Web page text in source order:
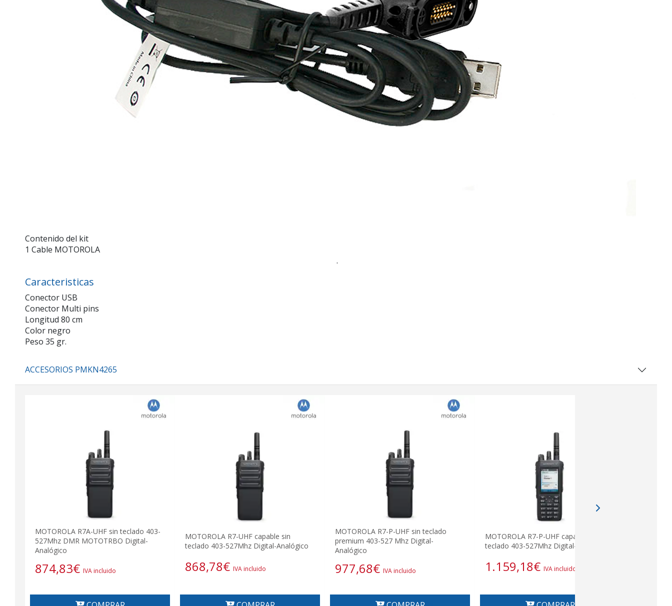
Contenido del kit
1 Cable MOTOROLA
.
Caracteristicas
Conector USB
Conector Multi pins
Longitud 80 cm
Color negro
Peso 35 gr.
ACCESORIOS PMKN4265
MOTOROLA R7A-UHF sin teclado 403-
527Mhz DMR MOTOTRBO Digital-
Analógico
874,83€ IVA incluido
MOTOROLA R7-UHF capable sin
teclado 403-527Mhz Digital-Analógico
868,78€ IVA incluido
MOTOROLA R7-P-UHF sin teclado
premium 403-527 Mhz Digital-
Analógico
977,68€ IVA incluido
MOTOROLA R7-P-UHF capable con
teclado 403-527Mhz Digital-Analógico
1.159,18€ IVA incluido